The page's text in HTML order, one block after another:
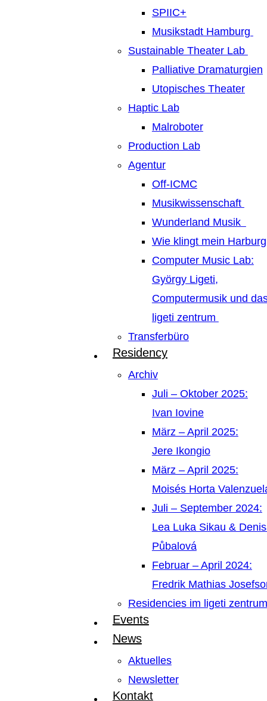
SPIIC+
Musikstadt Hamburg
Sustainable Theater Lab
Palliative Dramaturgien
Utopisches Theater
Haptic Lab
Malroboter
Production Lab
Agentur
Off-ICMC
Musikwissenschaft
Wunderland Musik
Wie klingt mein Harburg
Computer Music Lab:
György Ligeti,
Computermusik und
ligeti zentrum
Transferbüro
Residency
Archiv
Juli – Oktober 2025:
Ivan Iovine
März – April 2025:
Jere Ikongio
März – April 2025:
Moisés Horta
Juli – September 2024:
Lea Luka Sikau &
Půbalová
Februar – April 2024:
Fredrik Mathias
Residencies im ligeti zentrum
Events
News
Aktuelles
Newsletter
Kontakt